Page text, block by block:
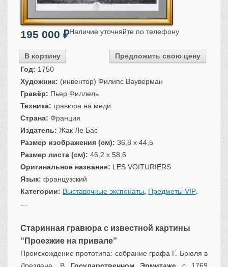
Виды городов
Москва
Санкт-Петербург
Российская империя
Прочие
Севастополь, Крым
Ценные бумаги
История моды. Униформа
Гражданская мода
Униформа
Охота. Флора. Фауна
Фауна
Флора
Охота
Техника, транспорт, архитектура
Архитектура
Техника
195 000 ₽
В корзину Предложить свою цену
Наличие уточняйте по телефону
Год: 1750
Художник: (инвентор) Филипс Вауверман
Гравёр: Пьер Филлель
Техника: гравюра на меди
Страна: Франция
Издатель: Жак Ле Бас
Размер изображения (см): 36,8 x 44,5
Размер листа (см): 46,2 x 58,6
Оригинальное название: LES VOITURIERS
Язык: французский
Категории: Выставочные экспонаты, Предметы VIP.
Старинная гравюра с известной картины
“Проезжие на привале”
Происхождение прототипа: собрание графа Г. Брюля в